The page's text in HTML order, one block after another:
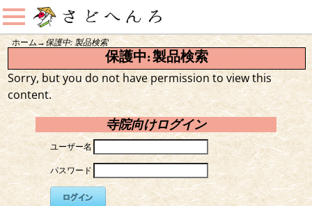
ホーム→保護中: 製品検索
保護中: 製品検索
Sorry, but you do not have permission to view this
content.
寺院向けログイン
ユーザー名
パスワード